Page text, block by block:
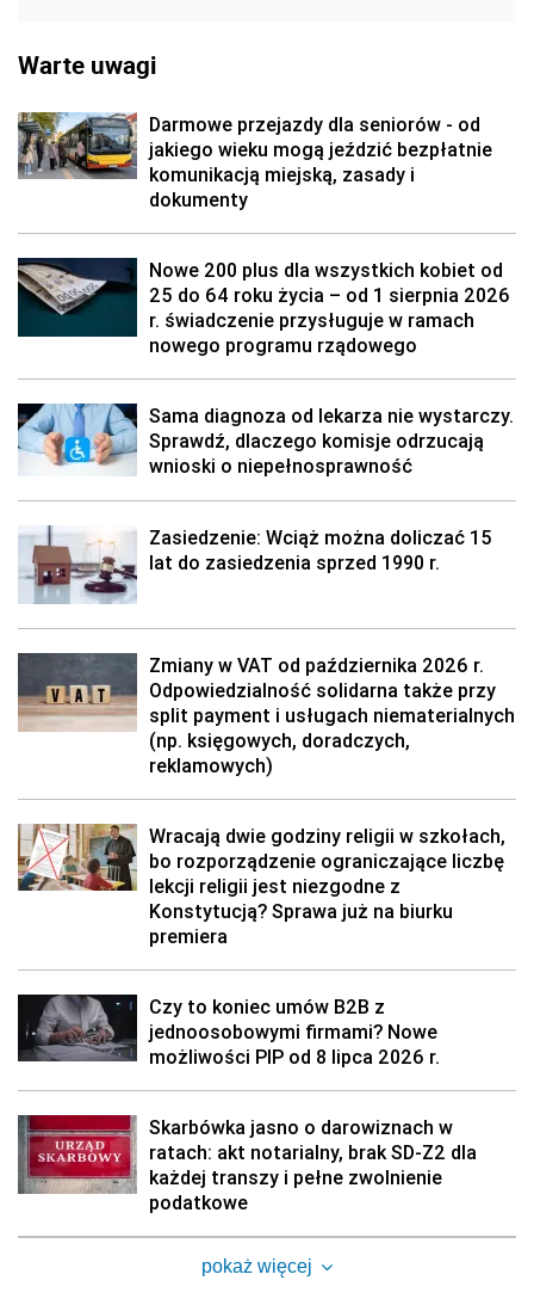
Warte uwagi
Darmowe przejazdy dla seniorów - od
jakiego wieku mogą jeździć bezpłatnie
komunikacją miejską, zasady i
dokumenty
Nowe 200 plus dla wszystkich kobiet od
25 do 64 roku życia – od 1 sierpnia 2026
r. świadczenie przysługuje w ramach
nowego programu rządowego
Sama diagnoza od lekarza nie wystarczy.
Sprawdź, dlaczego komisje odrzucają
wnioski o niepełnosprawność
Zasiedzenie: Wciąż można doliczać 15
lat do zasiedzenia sprzed 1990 r.
Zmiany w VAT od października 2026 r.
Odpowiedzialność solidarna także przy
split payment i usługach niematerialnych
(np. księgowych, doradczych,
reklamowych)
Wracają dwie godziny religii w szkołach,
bo rozporządzenie ograniczające liczbę
lekcji religii jest niezgodne z
Konstytucją? Sprawa już na biurku
premiera
Czy to koniec umów B2B z
jednoosobowymi firmami? Nowe
możliwości PIP od 8 lipca 2026 r.
Skarbówka jasno o darowiznach w
ratach: akt notarialny, brak SD-Z2 dla
każdej transzy i pełne zwolnienie
podatkowe
pokaż więcej